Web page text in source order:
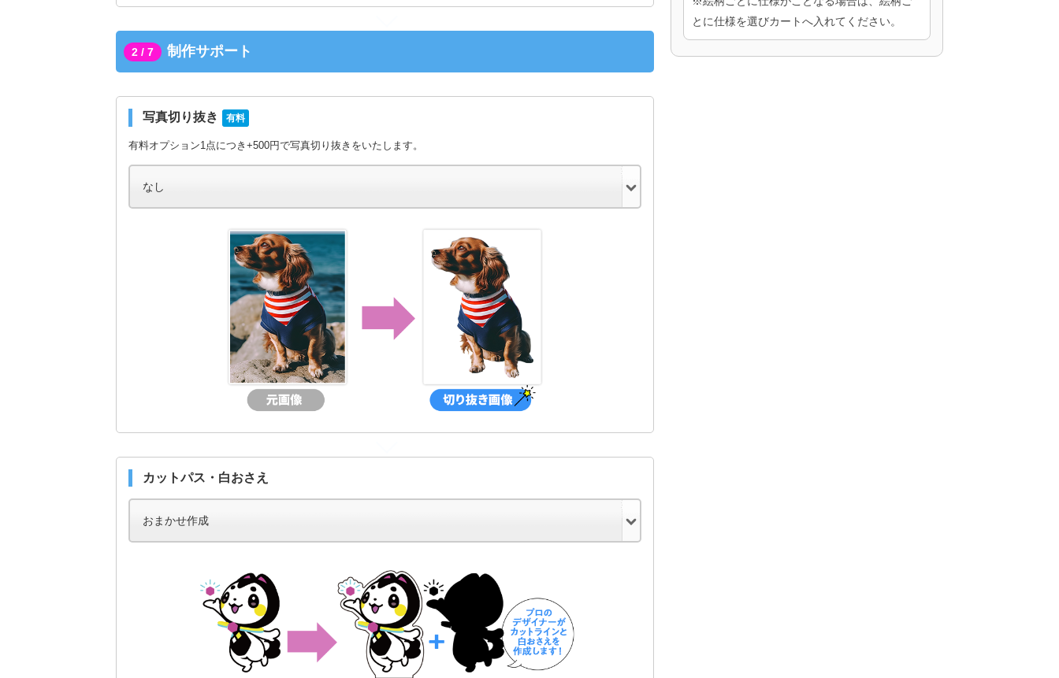
2 / 7 制作サポート
写真切り抜き 有料
有料オプション1点につき+500円で写真切り抜きをいたします。
カットパス・白おさえ
とに仕様を選びカートへ入れてください。